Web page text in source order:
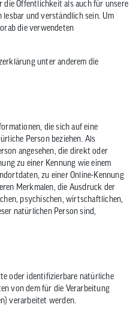
Öffentlichkeit als auch für unsere
lesbar und verständlich sein. Um
die verwendeten
unter anderem die
die sich auf eine
Person beziehen. Als
angesehen, die direkt oder
zu einer Kennung wie einem
zu einer Online-Kennung
Merkmalen, die Ausdruck der
psychischen, wirtschaftlichen,
natürlichen Person sind,
oder identifizierbare natürliche
von dem für die Verarbeitung
verarbeitet werden.